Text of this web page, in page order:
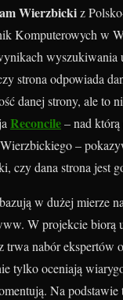
Wierzbickiz
Komputerowych w
wyszukiwania
strona odpowiada
danej strony, ale to
Reconcile– nad
–
czy dana strona jest
w dużej mierze
W projekcie biorą
trwa nabór ekspertów
tylko oceniają
Na